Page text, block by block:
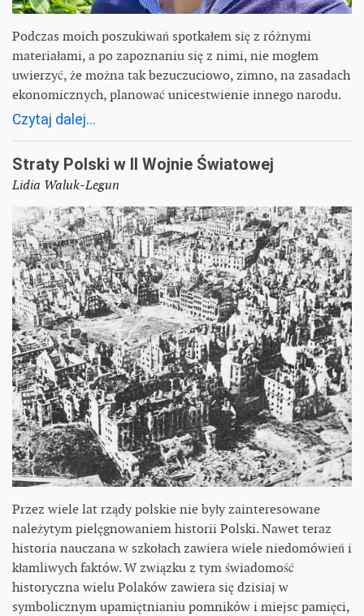
Podczas moich poszukiwań spotkałem się z różnymi
materiałami, a po zapoznaniu się z nimi, nie mogłem
uwierzyć, że można tak bezuczuciowo, zimno, na zasadach
ekonomicznych, planować unicestwienie innego narodu.
Czytaj dalej...
Straty Polski w II Wojnie Światowej
Lidia Waluk-Legun
Przez wiele lat rządy polskie nie były zainteresowane
należytym pielęgnowaniem historii Polski. Nawet teraz
historia nauczana w szkołach zawiera wiele niedomówień i
kłamliwych faktów. W związku z tym świadomość
historyczna wielu Polaków zawiera się dzisiaj w
symbolicznym upamiętnianiu pomników i miejsc pamięci,